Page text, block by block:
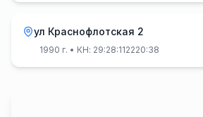
ул Краснофлотская 2
1990 г. • КН: 29:28:112220:38